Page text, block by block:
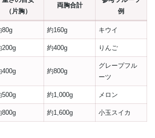
（片胸）
両胸合計
例
80g 約160g キウイ
200g 約400g りんご
400g 約800g
グレープフル
ーツ
500g 約1,000g メロン
800g 約1,600g 小玉スイカ